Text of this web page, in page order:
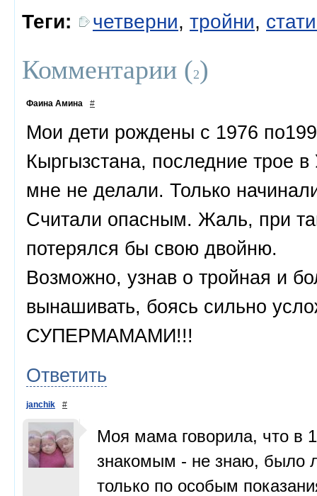
Теги: четверни, тройни,
Комментарии (2)
Фаина Амина #
Мои дети рождены с 1976
Кыргызстана, последние трое
мне не делали. Только
Считали опасным. Жаль, при
потерялся бы свою двойню.
Возможно, узнав о тройная и
вынашивать, боясь сильно
СУПЕРМАМАМИ!!!
Ответить
janchik #
Моя мама говорила, что в
знакомым - не знаю, было
только по особым